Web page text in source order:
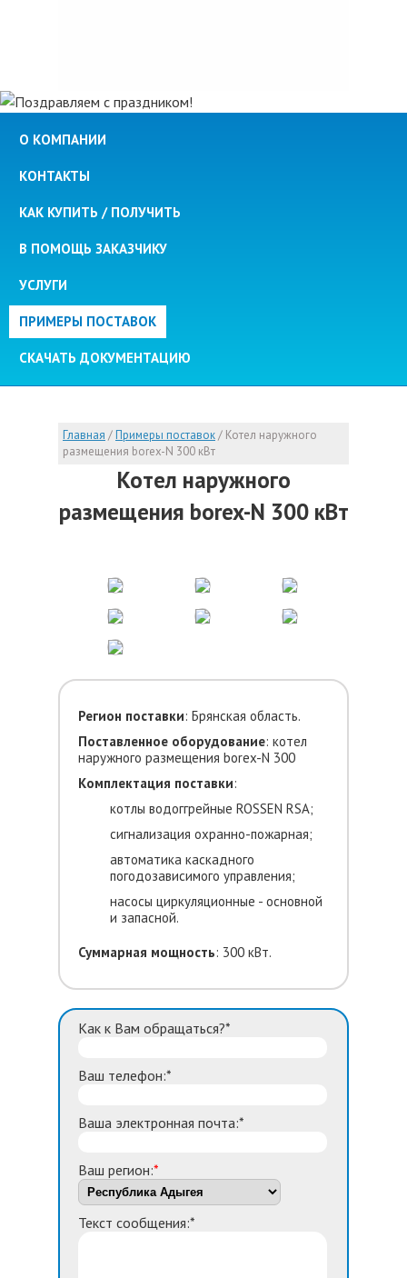
О КОМПАНИИ
КОНТАКТЫ
КАК КУПИТЬ / ПОЛУЧИТЬ
В ПОМОЩЬ ЗАКАЗЧИКУ
УСЛУГИ
ПРИМЕРЫ ПОСТАВОК
СКАЧАТЬ ДОКУМЕНТАЦИЮ
Главная /Примеры поставок/ Котел наружного
размещения borex-N 300 кВт
Котел наружного
размещения borex-N 300 кВт
Регион поставки: Брянская область.
Поставленное оборудование: котел
наружного размещения borex-N 300
Комплектация поставки:
котлы водоггрейные ROSSEN RSA;
сигнализация охранно-пожарная;
автоматика каскадного
погодозависимого управления;
насосы циркуляционные - основной
и запасной.
Суммарная мощность: 300 кВт.
Как к Вам обращаться?*
Ваш телефон:*
Ваша электронная почта:*
Ваш регион:*
Текст сообщения:*